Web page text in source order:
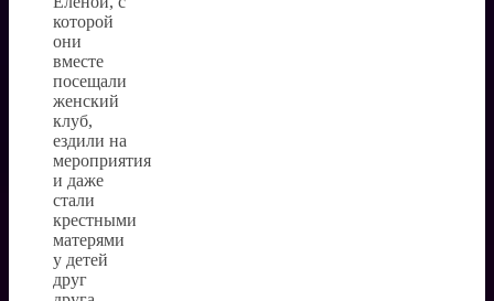
которой
они
вместе
посещали
женский
клуб,
ездили на
мероприятия
и даже
стали
крестными
матерями
у детей
друг